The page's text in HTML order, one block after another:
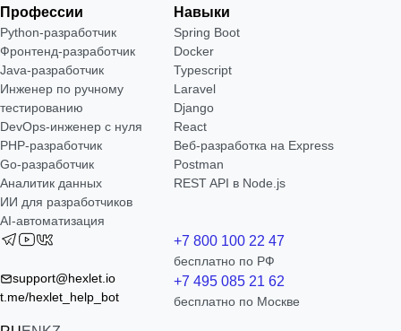
Профессии
Python-разработчик
Фронтенд-разработчик
Java-разработчик
Инженер по ручному
тестированию
DevOps-инженер с нуля
РНР-разработчик
Go-разработчик
Аналитик данных
ИИ для разработчиков
AI-автоматизация
Навыки
Spring Boot
Docker
Typescript
Laravel
Django
React
Веб-разработка на Express
Postman
REST API в Node.js
support@hexlet.io
t.me/hexlet_help_bot
+7 800 100 22 47
бесплатно по РФ
+7 495 085 21 62
бесплатно по Москве